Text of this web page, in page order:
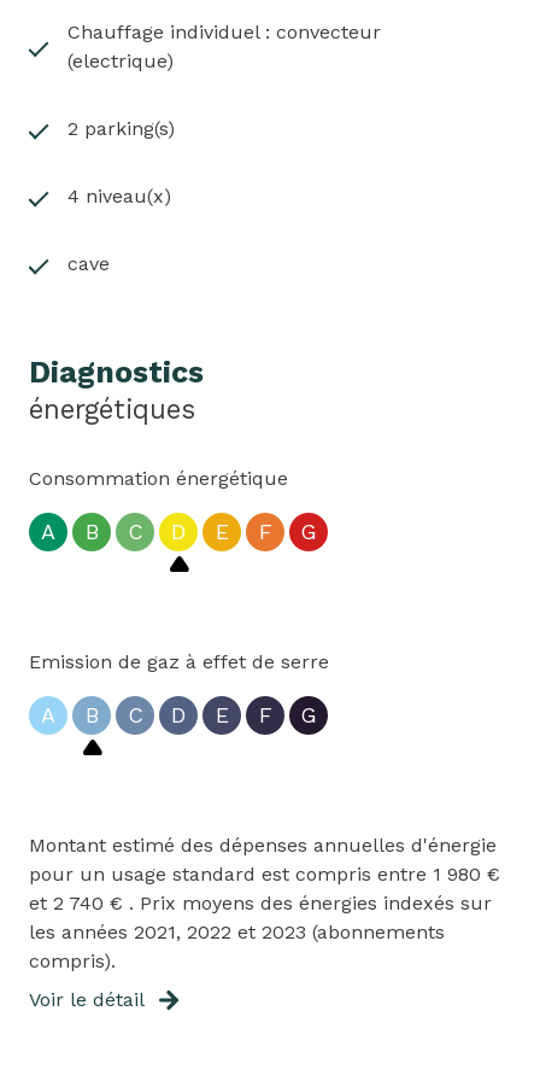
copropriété. Honoraires charge vendeur.
Les informations sur les risques auxquels ce bien
Votre agence JEAN-GUI’HOME se situe 13 rue de
Photos et renseignements complémentaires sur
Chauffage individuel : convecteur
(electrique)
2 parking(s)
4 niveau(x)
cave
Diagnostics
énergétiques
Consommation énergétique
A B C D E F G
Emission de gaz à effet de serre
A B C D E F G
Montant estimé des dépenses annuelles d'énergie
pour un usage standard est compris entre 1 980 €
et 2 740 € . Prix moyens des énergies indexés sur
les années 2021, 2022 et 2023 (abonnements
compris).
Voir le détail